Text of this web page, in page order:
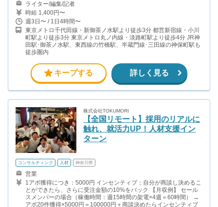
ライター/編集/記者
時給 1,400円〜
週3日〜 / 1日4時間〜
東京メトロ千代田線・新御茶ノ水駅より徒歩3分 都営新宿線・小川
町駅より徒歩3分 東京メトロ丸ノ内線・淡路町駅より徒歩4分 JR神
田駅･御茶ノ水駅、東西線の竹橋駅、半蔵門線･三田線の神保町駅も
徒歩圏内
キープする 詳しく見る
株式会社TOKUMORI
【全国リモート】採用のリアルに
触れ、就活力UP！人材支援イン
ターン
コンサルティング 人材 神奈川県
営業
1アポ獲得につき：5000円 インセンティブ：自分が商談し決めるこ
とができたら、さらに受注金額の10%をバック 【月収例】 セール
スメンバーの場合（稼働時間：週15時間の架電×4週＝60時間） →
アポ20件獲得×5000円＝100000円＋商談決めたらインセンティブ